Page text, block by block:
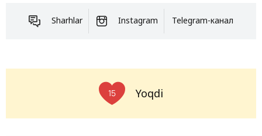
Sharhlar Instagram Telegram-канал
15 Yoqdi